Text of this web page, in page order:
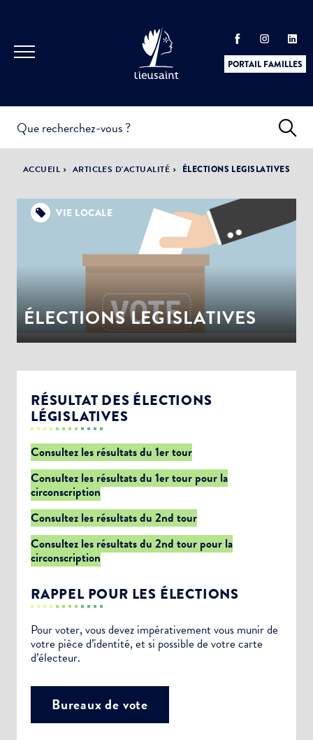
PORTAIL FAMILLES
PRATIQUES &
DÉMARCHES
ACTUALITÉS &
ÉVÈNEMENTS
LA VILLE
DÉMOCRATIE
PARTICIPATIVE
ACCUEIL ARTICLES D'ACTUALITÉ ÉLECTIONS LEGISLATIVES
VIE LOCALE
ÉLECTIONS LEGISLATIVES
RÉSULTAT DES ÉLECTIONS
LÉGISLATIVES
Consultez les résultats du 1er tour
Consultez les résultats du 1er tour pour la
circonscription
Consultez les résultats du 2nd tour
Consultez les résultats du 2nd tour pour la
circonscription
RAPPEL POUR LES ÉLECTIONS
Pour voter, vous devez impérativement vous munir de
votre pièce d’identité, et si possible de votre carte
d’électeur.
Bureaux de vote